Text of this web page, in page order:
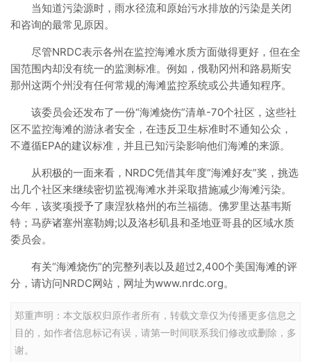
当知道污染源时，雨水径流和原始污水排放的污染是关闭
和咨询的最常见原因。
尽管NRDC表示各州在监控海滩水质方面做得更好，但在全
国范围内却没有统一的监测标准。例如，俄勒冈州和路易斯安
那州这两个州没有任何常规的海滩监控系统或公共通知程序。
该委员会还发布了一份“海滩烧伤”清单-70个社区，这些社
区不监控海滩的游泳者安全，在违反卫生标准时不通知公众，
不遵循EPA的建议标准，并且已知污染影响他们海滩的来源。
从积极的一面来看，NRDC凭借其年度“海滩好友”奖，挑选
出几个社区来继续密切监视海滩​​水并采取措施减少海滩污染。
今年，该奖项授予了康涅狄格州的布兰福德。佛罗里达基韦斯
特；马萨诸塞州塞勒姆;以及洛杉矶县和圣地亚哥县的区域水质
委员会。
有关“海滩烧伤”的完整列表以及超过2,400个美国海滩的评
分，请访问NRDC网站，网址为www.nrdc.org。
郑重声明：本文版权归原作者所有，转载文章仅为传播更多信息之
目的，如作者信息标记有误，请第一时间联系我们修改或删除，多
谢。